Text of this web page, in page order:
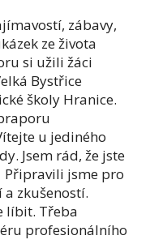
zábavy,
ze života
si užili žáci
Bystřice
školy Hranice.
u jediného
Jsem rád, že jste
Připravili jsme pro
zkušeností.
líbit. Třeba
profesionálního